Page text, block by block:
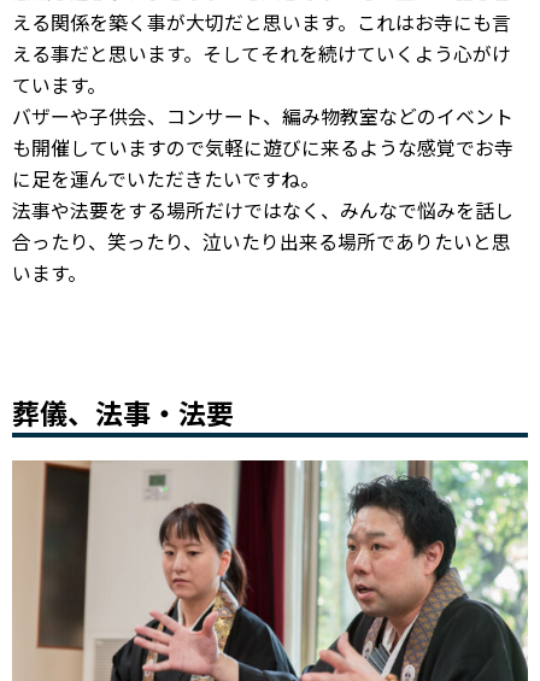
える関係を築く事が大切だと思います。これはお寺にも言
える事だと思います。そしてそれを続けていくよう心がけ
ています。
バザーや子供会、コンサート、編み物教室などのイベント
も開催していますので気軽に遊びに来るような感覚でお寺
に足を運んでいただきたいですね。
法事や法要をする場所だけではなく、みんなで悩みを話し
合ったり、笑ったり、泣いたり出来る場所でありたいと思
います。
葬儀、法事・法要